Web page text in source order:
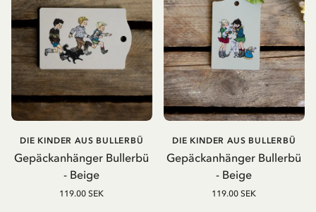
Gepäckanhänger Bullerbü
- Beige
DIE KINDER AUS BULLERBÜ
119.00 SEK
Gepäckanhänger Bullerbü
- Beige
DIE KINDER AUS BULLERBÜ
119.00 SEK